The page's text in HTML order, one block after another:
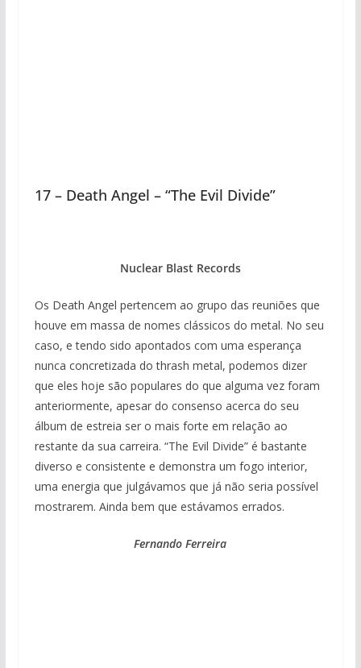
17 – Death Angel – “The Evil Divide”
Nuclear Blast Records
Os Death Angel pertencem ao grupo das reuniões que
houve em massa de nomes clássicos do metal. No seu
caso, e tendo sido apontados com uma esperança
nunca concretizada do thrash metal, podemos dizer
que eles hoje são populares do que alguma vez foram
anteriormente, apesar do consenso acerca do seu
álbum de estreia ser o mais forte em relação ao
restante da sua carreira. “The Evil Divide” é bastante
diverso e consistente e demonstra um fogo interior,
uma energia que julgávamos que já não seria possível
mostrarem. Ainda bem que estávamos errados.
Fernando Ferreira